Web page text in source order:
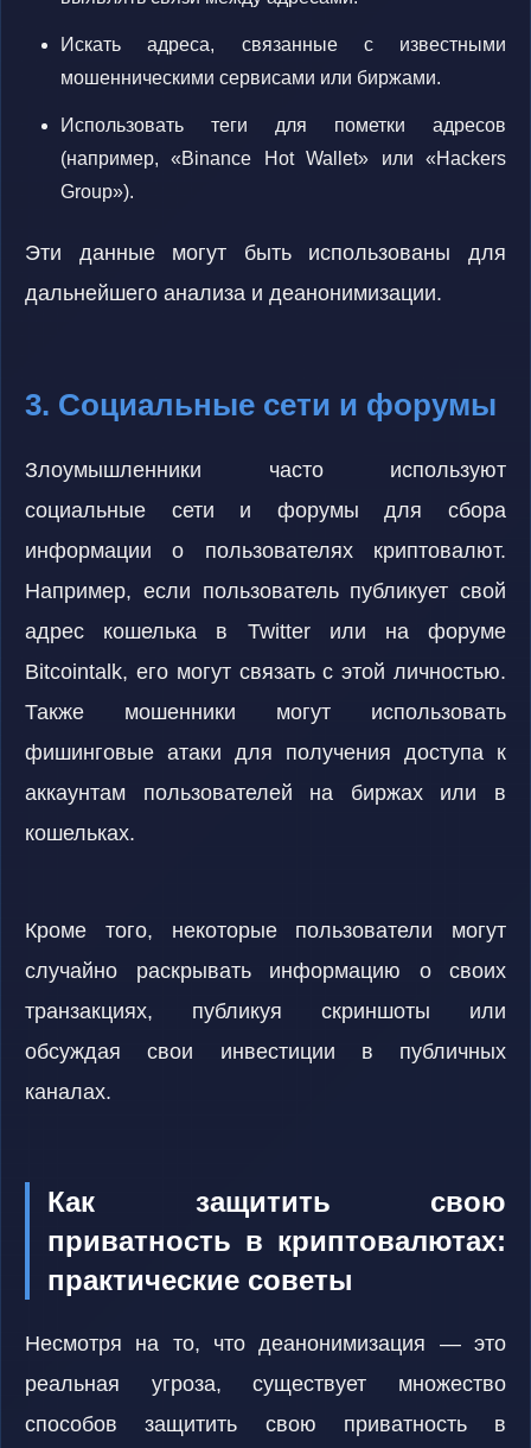
Искать адреса, связанные с известными
мошенническими сервисами или биржами.
Использовать теги для пометки адресов
(например, «Binance Hot Wallet» или «Hackers
Group»).
Эти данные могут быть использованы для
дальнейшего анализа и деанонимизации.
3. Социальные сети и форумы
Злоумышленники часто используют
социальные сети и форумы для сбора
информации о пользователях криптовалют.
Например, если пользователь публикует свой
адрес кошелька в Twitter или на форуме
Bitcointalk, его могут связать с этой личностью.
Также мошенники могут использовать
фишинговые атаки для получения доступа к
аккаунтам пользователей на биржах или в
кошельках.
Кроме того, некоторые пользователи могут
случайно раскрывать информацию о своих
транзакциях, публикуя скриншоты или
обсуждая свои инвестиции в публичных
каналах.
Как защитить свою
приватность в криптовалютах:
практические советы
Несмотря на то, что деанонимизация — это
реальная угроза, существует множество
способов защитить свою приватность в